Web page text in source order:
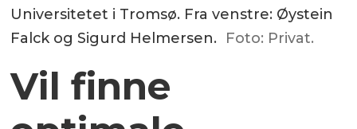
Universitetet i Tromsø. Fra venstre: Øystein
Falck og Sigurd Helmersen. Foto: Privat.
Vil finne